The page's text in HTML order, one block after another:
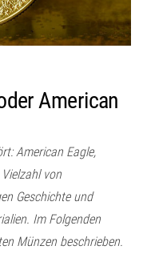
American
American Eagle,
von
Geschichte und
Im Folgenden
Münzen beschrieben.